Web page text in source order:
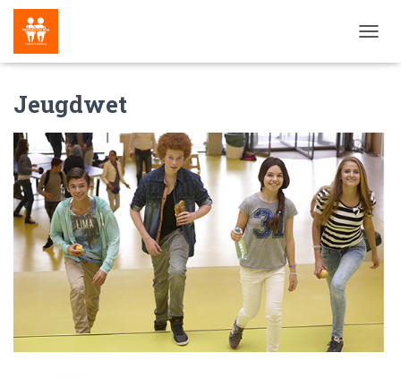
A
A
T
W
I
S
S
E
Jeugdwet